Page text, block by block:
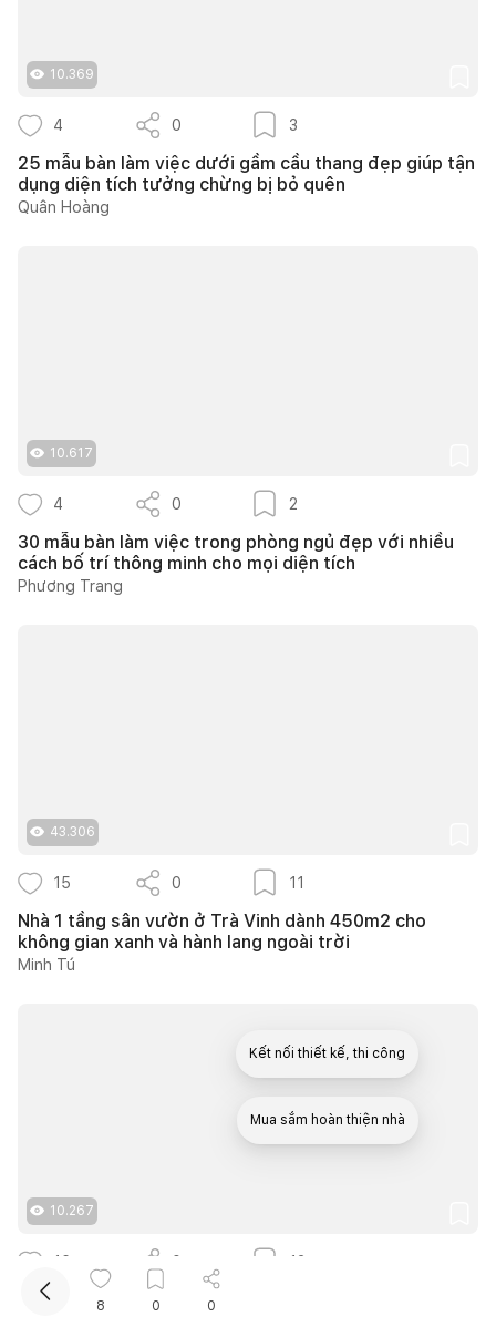
10.369
4 0 3
25 mẫu bàn làm việc dưới gầm cầu thang đẹp giúp tận
dụng diện tích tưởng chừng bị bỏ quên
Quân Hoàng
10.617
4 0 2
30 mẫu bàn làm việc trong phòng ngủ đẹp với nhiều
cách bố trí thông minh cho mọi diện tích
Phương Trang
43.306
15 0 11
Nhà 1 tầng sân vườn ở Trà Vinh dành 450m2 cho
không gian xanh và hành lang ngoài trời
Minh Tú
10.267
16 0 13
14 ý tưởng thiết kế cầu thang ngoài trời thông thoáng
8 0 0
Kết nối thiết kế, thi công
Mua sắm hoàn thiện nhà